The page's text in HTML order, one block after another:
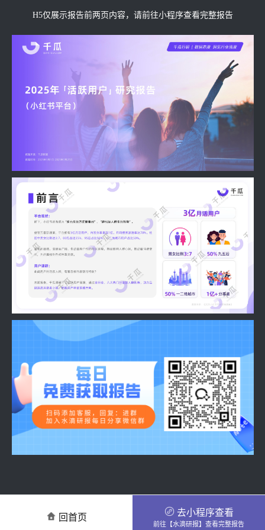
H5仅展示报告前两页内容，请前往小程序查看完整报告
回首页 去小程序查看
前往【水滴研报】查看完整报告